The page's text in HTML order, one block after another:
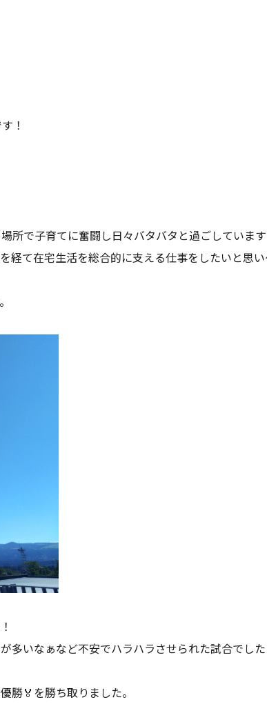
！
所で子育てに奮闘し日々バタバタと過ごしていま
経て在宅生活を総合的に支える仕事をしたいと思
多いなぁなど不安でハラハラさせられた試合でした
勝🏅を勝ち取りました。